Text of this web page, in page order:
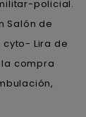
policial.
Salón de
cyto- Lira de
compra